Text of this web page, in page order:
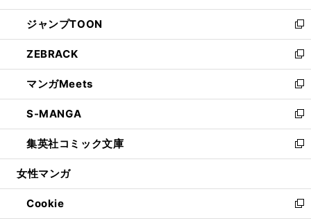
開
く
ウ
で
開
く
ン
ド
ウ
で
開
く
ウ
ィ
ン
ド
ウ
で
開
く
し
い
ウ
ィ
ン
ド
ウ
で
開
く
ジャンプTOON
新
し
い
ウ
ィ
ン
ド
ウ
で
開
ZEBRACK
新
し
い
ウ
ィ
ン
ド
ウ
開
く
マンガMeets
新
し
い
ウ
ィ
ン
ウ
で
S-MANGA
新
し
い
ウ
ン
ド
集英社コミック文庫
新
し
ウ
ィ
女性マンガ
Cookie
新